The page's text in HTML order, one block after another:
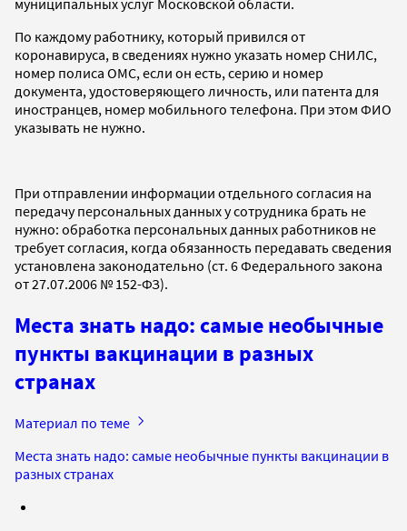
По каждому работнику, который привился от
коронавируса, в сведениях нужно указать номер СНИЛС,
номер полиса ОМС, если он есть, серию и номер
документа, удостоверяющего личность, или патента для
иностранцев, номер мобильного телефона. При этом ФИО
указывать не нужно.
При отправлении информации отдельного согласия на
передачу персональных данных у сотрудника брать не
нужно: обработка персональных данных работников не
требует согласия, когда обязанность передавать сведения
установлена законодательно (ст. 6 Федерального закона
от 27.07.2006 № 152-ФЗ).
Места знать надо: самые необычные
пункты вакцинации в разных
странах
Материал по теме
Места знать надо: самые необычные пункты вакцинации в
разных странах